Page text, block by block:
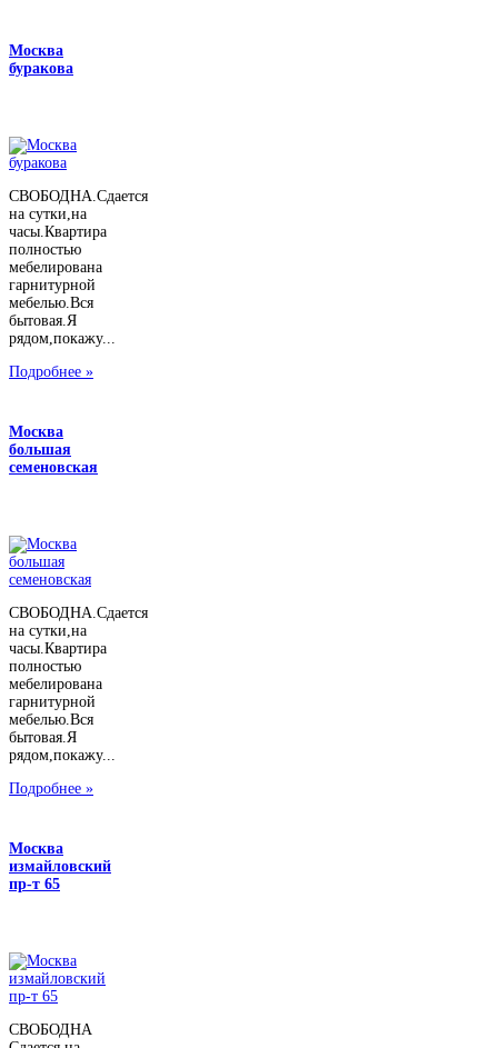
Москва
буракова
СВОБОДНА.Сдается
на сутки,на
часы.Квартира
полностью
мебелирована
гарнитурной
мебелью.Вся
бытовая.Я
рядом,покажу...
Подробнее »
Москва
большая
семеновская
СВОБОДНА.Сдается
на сутки,на
часы.Квартира
полностью
мебелирована
гарнитурной
мебелью.Вся
бытовая.Я
рядом,покажу...
Подробнее »
Москва
измайловский
пр-т 65
СВОБОДНА